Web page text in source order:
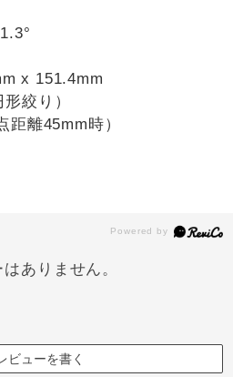
x 151.4mm
絞り）
離45mm時）
ありません。
ビューを書く